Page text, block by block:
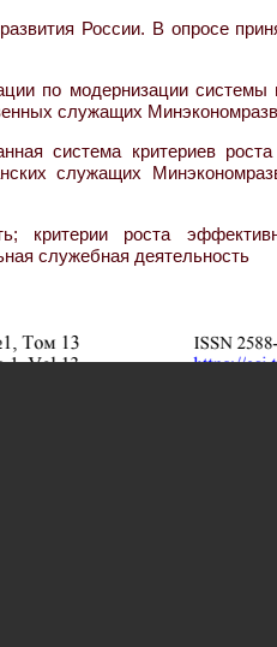
России. В опросе
по модернизации системы
служащих
система критериев
служащих
критерии роста
служебная деятельность